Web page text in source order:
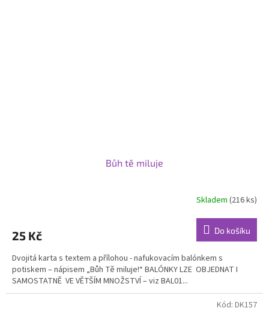
Bůh tě miluje
Skladem (216 ks)
25 Kč Do košíku
Dvojitá karta s textem a přílohou - nafukovacím balónkem s
potiskem – nápisem „Bůh Tě miluje!“ BALÓNKY LZE OBJEDNAT I
SAMOSTATNĚ VE VĚTŠÍM MNOŽSTVÍ – viz BAL01...
Kód: DK157